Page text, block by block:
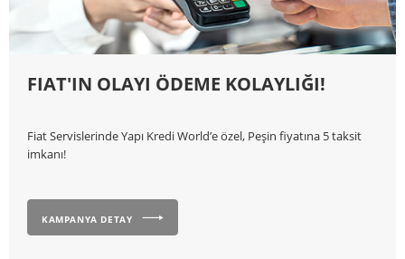
FIAT'IN OLAYI ÖDEME KOLAYLIĞI!
Fiat Servislerinde Yapı Kredi World’e özel, Peşin fiyatına 5 taksit
imkanı!
KAMPANYA DETAY